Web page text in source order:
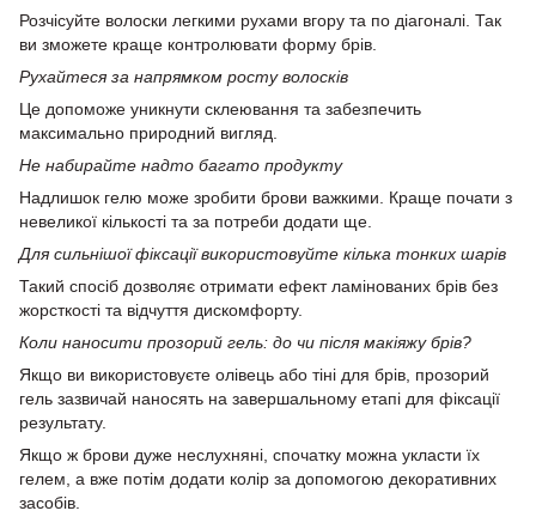
Розчісуйте волоски легкими рухами вгору та по діагоналі. Так
ви зможете краще контролювати форму брів.
Рухайтеся за напрямком росту волосків
Це допоможе уникнути склеювання та забезпечить
максимально природний вигляд.
Не набирайте надто багато продукту
Надлишок гелю може зробити брови важкими. Краще почати з
невеликої кількості та за потреби додати ще.
Для сильнішої фіксації використовуйте кілька тонких шарів
Такий спосіб дозволяє отримати ефект ламінованих брів без
жорсткості та відчуття дискомфорту.
Коли наносити прозорий гель: до чи після макіяжу брів?
Якщо ви використовуєте олівець або тіні для брів, прозорий
гель зазвичай наносять на завершальному етапі для фіксації
результату.
Якщо ж брови дуже неслухняні, спочатку можна укласти їх
гелем, а вже потім додати колір за допомогою декоративних
засобів.